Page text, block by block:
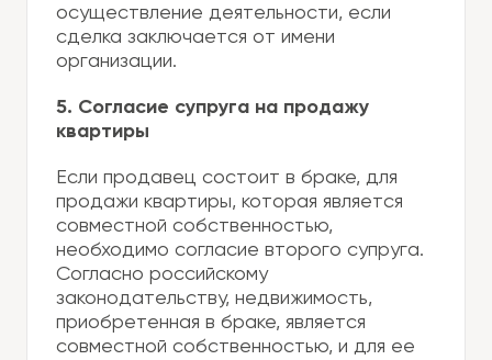
осуществление деятельности, если
сделка заключается от имени
организации.
5. Согласие супруга на продажу
квартиры
Если продавец состоит в браке, для
продажи квартиры, которая является
совместной собственностью,
необходимо согласие второго супруга.
Согласно российскому
законодательству, недвижимость,
приобретенная в браке, является
совместной собственностью, и для ее